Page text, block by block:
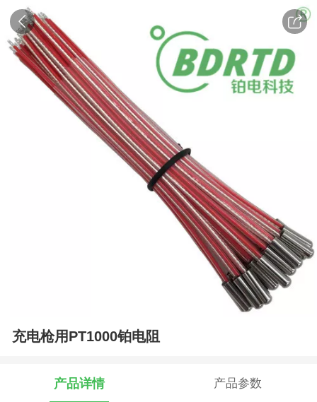
充电枪用PT1000铂电阻
产品详情 产品参数